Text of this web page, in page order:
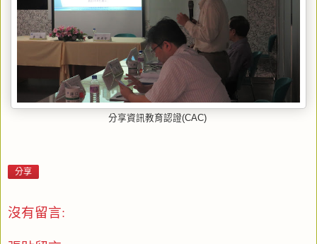
分享資訊教育認證(CAC)
分享
沒有留言: